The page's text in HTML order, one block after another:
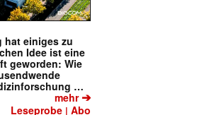
hat einiges zu
Idee ist eine
geworden: Wie
…
mehr➔
Leseprobe |Abo